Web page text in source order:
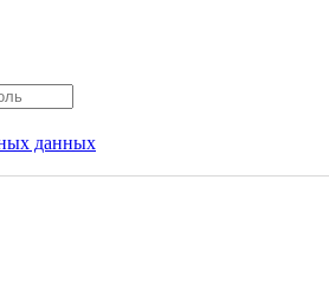
данных